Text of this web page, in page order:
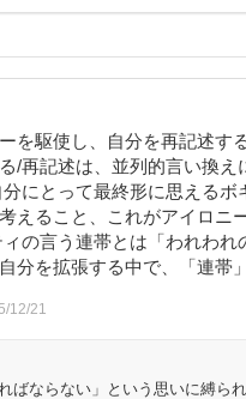
を駆使し、自分を再記述
/再記述は、並列的言い換え
にとって最終形に思えるボ
えること、これがアイロニ
の言う連帯とは「われわれ
分を拡張する中で、「連帯
12/21
ばならない」という思いに縛ら